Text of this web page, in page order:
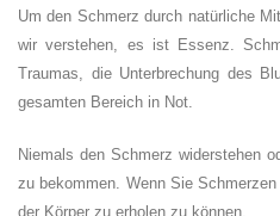
Um den Schmerz durch natürliche
wir verstehen, es ist Essenz.
Traumas, die Unterbrechung des
gesamten Bereich in Not.
Niemals den Schmerz widerstehen
zu bekommen. Wenn Sie
der Körper zu erholen zu können.